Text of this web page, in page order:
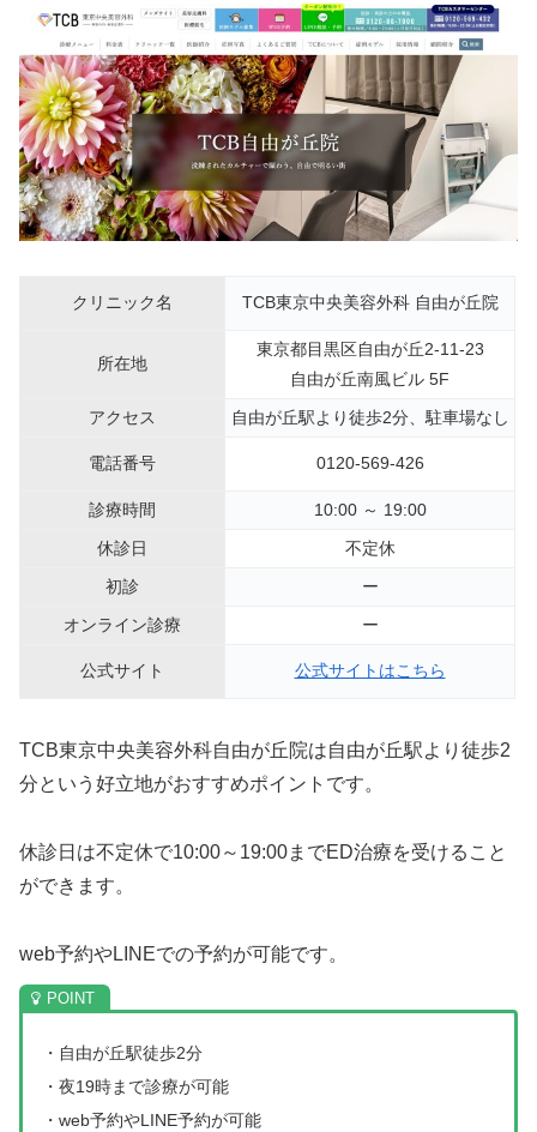
クリニック名 TCB東京中央美容外科 自由が丘院
所在地
東京都目黒区自由が丘2-11-23
自由が丘南風ビル 5F
アクセス
自由が丘駅より徒歩2分、駐車場なし
電話番号 0120-569-426
診療時間
10:00 ～ 19:00
休診日
不定休
初診
ー
オンライン診療
ー
公式サイト 公式サイトはこちら
TCB東京中央美容外科自由が丘院は自由が丘駅より徒歩2
分という好立地がおすすめポイントです。
休診日は不定休で10:00～19:00までED治療を受けること
ができます。
web予約やLINEでの予約が可能です。
・自由が丘駅徒歩2分
・夜19時まで診療が可能
・web予約やLINE予約が可能